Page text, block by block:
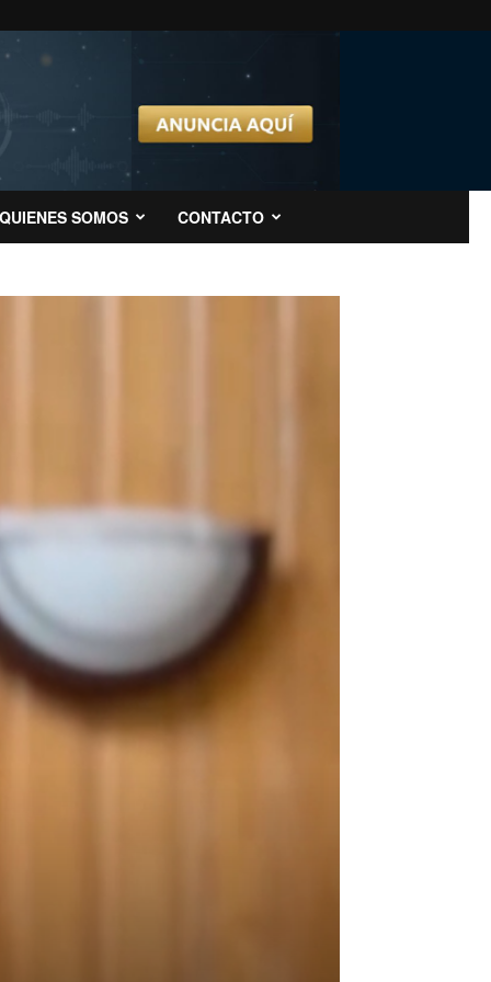
QUIENES SOMOS CONTACTO